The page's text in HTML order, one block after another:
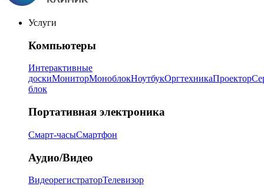
Услуги
Компьютеры
Интерактивные
доскиМониторМоноблокНоутбукОргтехникаПроектор
блок
Портативная электроника
Смарт-часыСмартфон
Аудио/Видео
ВидеорегистраторТелевизор